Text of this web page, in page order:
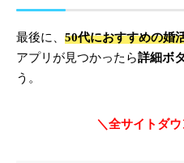
最後に、 50代におすすめの婚
アプリが見つかったら詳細ボ
う。
＼全サイトダ